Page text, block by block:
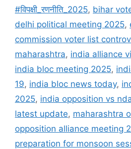
#विपक्षी_रणनीति_2025, bihar
delhi political meeting 2025,
commission voter list
maharashtra, india alliance
india bloc meeting 2025,
19, india bloc news today,
2025, india opposition vs
latest update, maharashtra
opposition alliance meeting
preparation for monsoon